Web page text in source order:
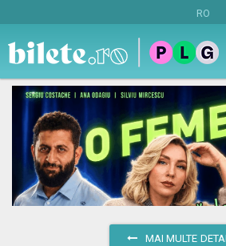
RO
MAI MULTE